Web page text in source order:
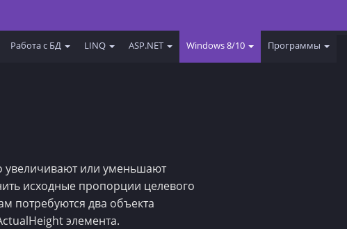
Работа с БД LINQ ASP.NET Windows 8/10 Программы
увеличивают или уменьшают
исходные пропорции целевого
потребуются два объекта
элемента.